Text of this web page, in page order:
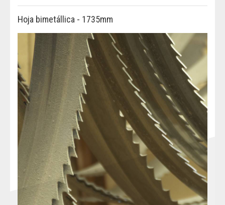
Hoja bimetállica - 1735mm